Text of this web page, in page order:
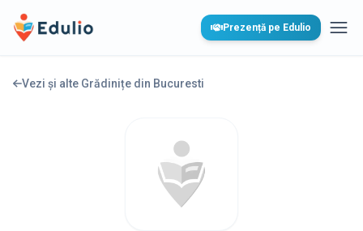
Edulio Prezență pe Edulio
Vezi și alte Grădinițe din Bucuresti